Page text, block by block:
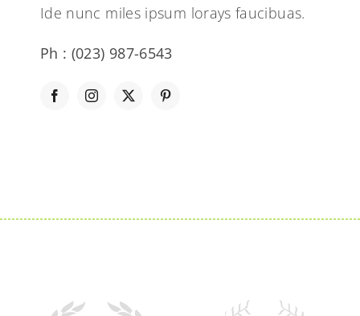
Ide nunc miles ipsum lorays faucibuas.
Ph : (023) 987-6543